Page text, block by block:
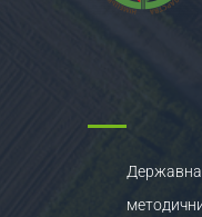
Державна